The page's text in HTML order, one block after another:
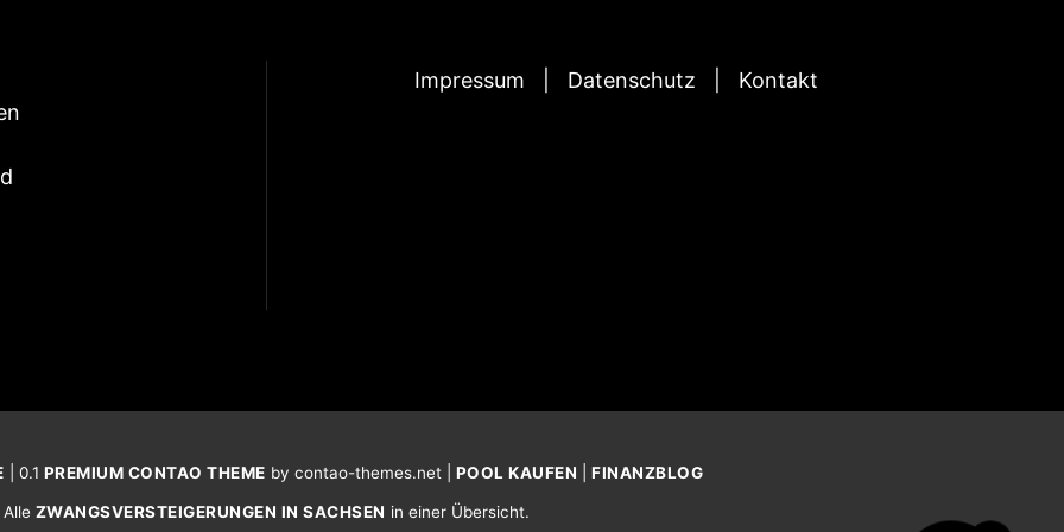
Impressum Datenschutz Kontakt
| 0.1 PREMIUM CONTAO THEME by contao-themes.net | POOL KAUFEN FINANZBLOG
Alle ZWANGSVERSTEIGERUNGEN IN SACHSEN in einer Übersicht.